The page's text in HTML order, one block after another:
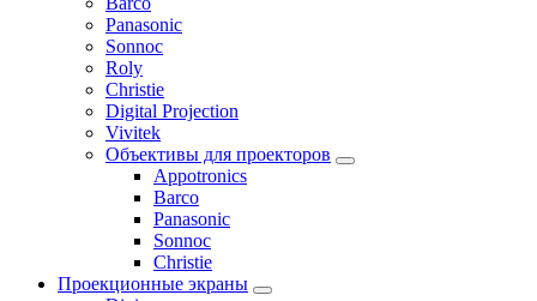
Panasonic
Sonnoc
Roly
Christie
Digital Projection
Vivitek
Объективы для проекторов
Appotronics
Barco
Panasonic
Sonnoc
Сhristie
Проекционные экраны